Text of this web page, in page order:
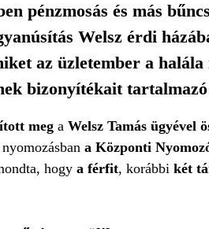
pénzmosás és más
Welsz érdi
az üzletember a
bizonyítékait
meg a Welsz Tamás ügyével
a Központi
hogy a férfit, korábbi két